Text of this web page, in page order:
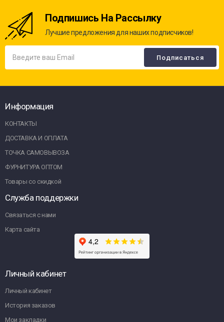
Подпишись На Рассылку
Лучшие предложения для наших подписчиков!
Информация
КОНТАКТЫ
ДОСТАВКА И ОПЛАТА
ТОЧКА САМОВЫВОЗА
ФУРНИТУРА ОПТОМ
Товары со скидкой
Служба поддержки
Связаться с нами
Карта сайта
Личный кабинет
Личный кабинет
История заказов
Мои закладки